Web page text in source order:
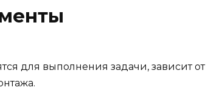
для выполнения задачи, зависит от